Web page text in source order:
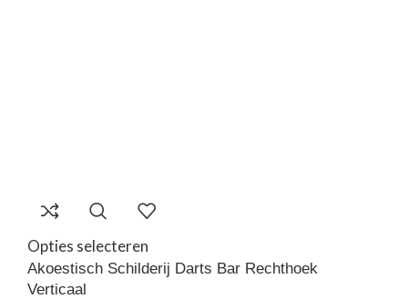
Opties selecteren
Akoestisch Schilderij Darts Bar Rechthoek
Verticaal